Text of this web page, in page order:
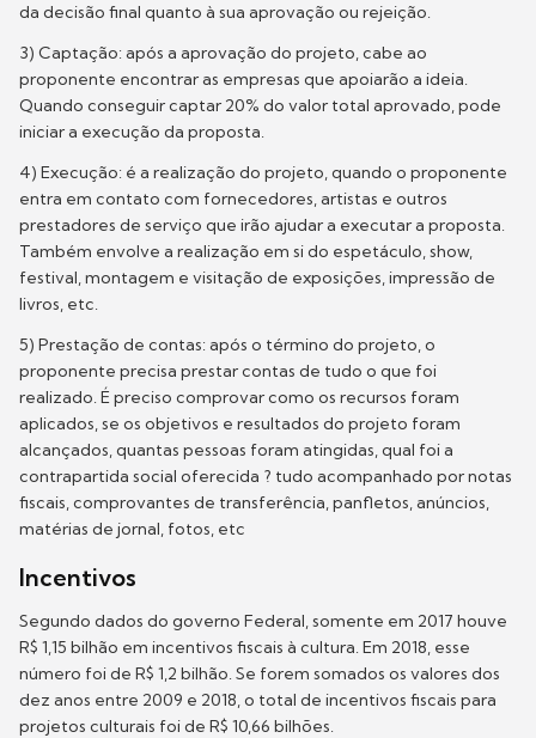
da decisão final quanto à sua aprovação ou rejeição.
3) Captação: após a aprovação do projeto, cabe ao
proponente encontrar as empresas que apoiarão a ideia.
Quando conseguir captar 20% do valor total aprovado, pode
iniciar a execução da proposta.
4) Execução: é a realização do projeto, quando o proponente
entra em contato com fornecedores, artistas e outros
prestadores de serviço que irão ajudar a executar a proposta.
Também envolve a realização em si do espetáculo, show,
festival, montagem e visitação de exposições, impressão de
livros, etc.
5) Prestação de contas: após o término do projeto, o
proponente precisa prestar contas de tudo o que foi
realizado. É preciso comprovar como os recursos foram
aplicados, se os objetivos e resultados do projeto foram
alcançados, quantas pessoas foram atingidas, qual foi a
contrapartida social oferecida ? tudo acompanhado por notas
fiscais, comprovantes de transferência, panfletos, anúncios,
matérias de jornal, fotos, etc
Incentivos
Segundo dados do governo Federal, somente em 2017 houve
R$ 1,15 bilhão em incentivos fiscais à cultura. Em 2018, esse
número foi de R$ 1,2 bilhão. Se forem somados os valores dos
dez anos entre 2009 e 2018, o total de incentivos fiscais para
projetos culturais foi de R$ 10,66 bilhões.